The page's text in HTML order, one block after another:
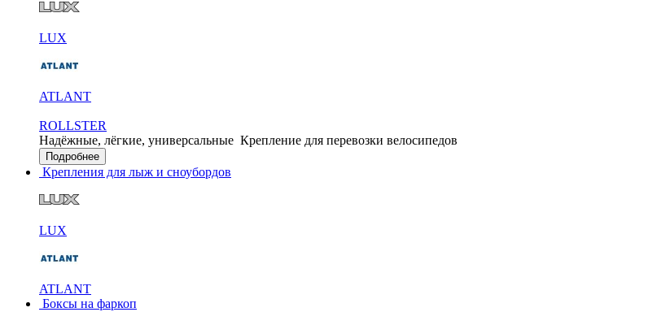
LUX
ATLANT
ROLLSTER
Надёжные, лёгкие, универсальные Крепление для перевозки велосипедов
Подробнее
Крепления для лыж и сноубордов
LUX
ATLANT
Боксы на фаркоп